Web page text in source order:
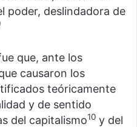
poder, deslindadora de
que, ante los
causaron los
teóricamente
y de sentido
del capitalismo10 y del